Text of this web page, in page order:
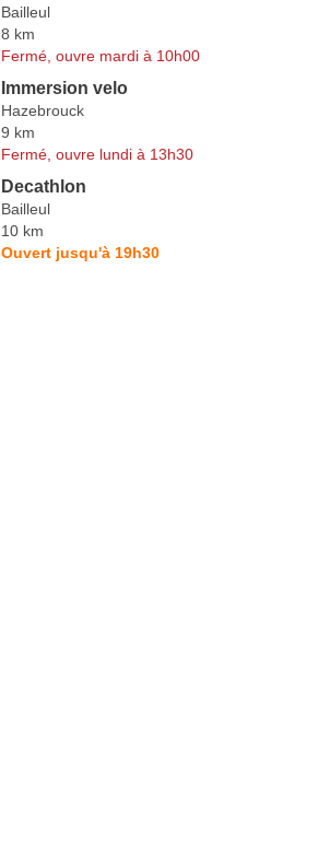
Bailleul
8 km
Fermé, ouvre mardi à 10h00
Immersion velo
Hazebrouck
9 km
Fermé, ouvre lundi à 13h30
Decathlon
Bailleul
10 km
Ouvert jusqu'à 19h30